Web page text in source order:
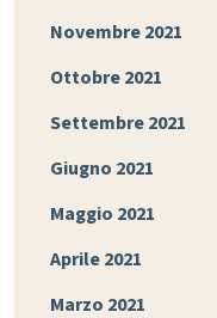
Novembre 2021
Ottobre 2021
Settembre 2021
Giugno 2021
Maggio 2021
Aprile 2021
Marzo 2021